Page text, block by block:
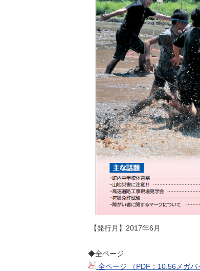
【発行月】2017年6月
◆全ページ
全ページ （PDF：10.56メガバ